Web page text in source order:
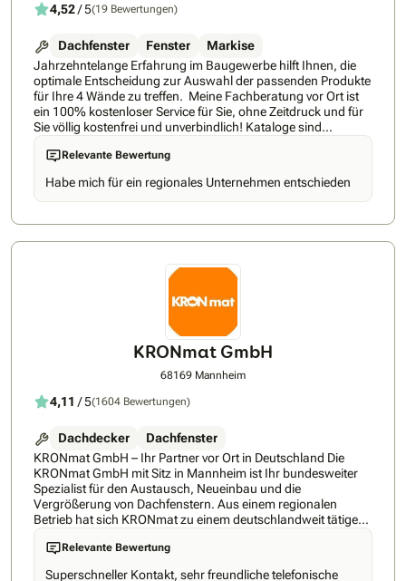
4,52/ 5(19 Bewertungen)
Dachfenster Fenster
Markise
Jahrzehntelange Erfahrung im Baugewerbe hilft Ihnen, die
optimale Entscheidung zur Auswahl der passenden Produkte
für Ihre 4 Wände zu treffen. Meine Fachberatung vor Ort ist
ein 100% kostenloser Service für Sie, ohne Zeitdruck und für
Sie völlig kostenfrei und unverbindlich! Kataloge sind
wunderbar aber echte Produkt-Muster zum Anfassen
gefallen Ihnen sicher besser, um im Vorfeld eine echte
Vorstellung inklusive gutes Gefühl für Ihre neuen Fenster oder
Ihre neue Markise zu bekommen. Im Möbelhaus setzen Sie
sich ja auch auf eine Couch und im Autohaus ins Auto und
außerhalb Ihrer Termine und Arbeitszeiten planen. Denn im
großzügigen Zeitfenster Montag bis Samstag (!) zwischen 9 -
19 Uhr findet sich sicher auch bei Ihnen eine gemeinsame
Zeit. 100% made in Germany und im Speziellen im eigenen
Werk bei Leipzig. Unser Komplettpaket enthält die
Demontage, Entsorgung und Montage mit gestandenen
Monteuren aus Sachsen. Last but not least, stehe ich ihnen
ach im Anschluss als Ihr persönlicher Kundenservice zur
eine Selbstverständlichkeit.
Relevante Bewertung
Habe mich für ein regionales Unternehmen entschieden
KRONmat GmbH
68169 Mannheim
4,11 / 5(1604 Bewertungen)
Dachdecker
Dachfenster
KRONmat GmbH – Ihr Partner vor Ort in Deutschland Die
KRONmat GmbH mit Sitz in Mannheim ist Ihr bundesweiter
Spezialist für den Austausch, Neueinbau und die
Vergrößerung von Dachfenstern. Aus einem regionalen
Betrieb hat sich KRONmat zu einem deutschlandweit tätigen
Fachunternehmen mit erfahrenen Montageteams und
regionalen Fachberatern entwickelt, die kostenlose und
unverbindliche Beratung direkt vor Ort bieten. Unsere
Relevante Bewertung
Superschneller Kontakt, sehr freundliche telefonische